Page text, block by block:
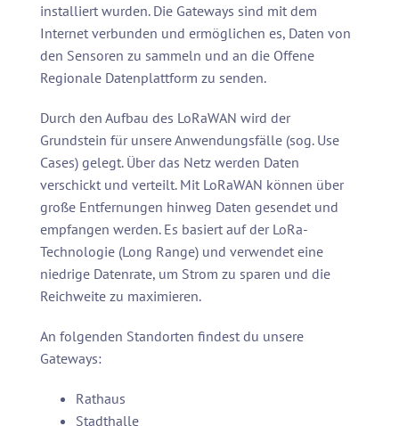
installiert wurden. Die Gateways sind mit dem
Internet verbunden und ermöglichen es, Daten von
den Sensoren zu sammeln und an die Offene
Regionale Datenplattform zu senden.
Durch den Aufbau des LoRaWAN wird der
Grundstein für unsere Anwendungsfälle (sog. Use
Cases) gelegt. Über das Netz werden Daten
verschickt und verteilt. Mit LoRaWAN können über
große Entfernungen hinweg Daten gesendet und
empfangen werden. Es basiert auf der LoRa-
Technologie (Long Range) und verwendet eine
niedrige Datenrate, um Strom zu sparen und die
Reichweite zu maximieren.
An folgenden Standorten findest du unsere
Gateways:
Rathaus
Stadthalle